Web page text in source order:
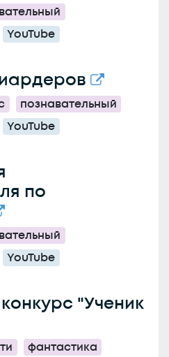
YouTube
познавательный
YouTube
по
YouTube
"Ученик
фантастика